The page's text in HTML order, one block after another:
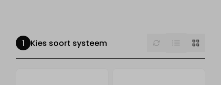
Kies soort systeem Reset List Grid